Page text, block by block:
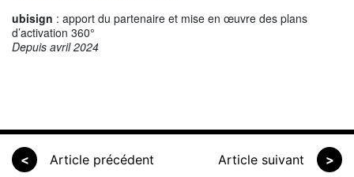
ubisign : apport du partenaire et mise en œuvre des plans
d’activation 360°
Depuis avril 2024
< Article précédent Article suivant >